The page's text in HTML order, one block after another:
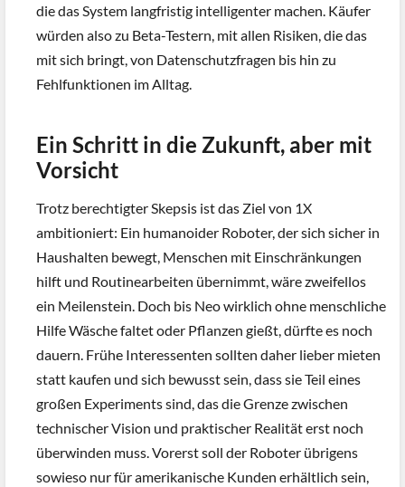
die das System langfristig intelligenter machen. Käufer
würden also zu Beta-Testern, mit allen Risiken, die das
mit sich bringt, von Datenschutzfragen bis hin zu
Fehlfunktionen im Alltag.
Ein Schritt in die Zukunft, aber mit
Vorsicht
Trotz berechtigter Skepsis ist das Ziel von 1X
ambitioniert: Ein humanoider Roboter, der sich sicher in
Haushalten bewegt, Menschen mit Einschränkungen
hilft und Routinearbeiten übernimmt, wäre zweifellos
ein Meilenstein. Doch bis Neo wirklich ohne menschliche
Hilfe Wäsche faltet oder Pflanzen gießt, dürfte es noch
dauern. Frühe Interessenten sollten daher lieber mieten
statt kaufen und sich bewusst sein, dass sie Teil eines
großen Experiments sind, das die Grenze zwischen
technischer Vision und praktischer Realität erst noch
überwinden muss. Vorerst soll der Roboter übrigens
sowieso nur für amerikanische Kunden erhältlich sein,